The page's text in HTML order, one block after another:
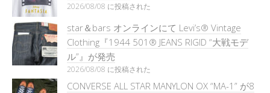
2026/08/08 に投稿された
star＆bars オンラインにて Levi’s® Vintage
Clothing『1944 501® JEANS RIGID “大戦モデ
ル”』が発売
2026/08/08 に投稿された
CONVERSE ALL STAR MANYLON OX “MA-1” が8